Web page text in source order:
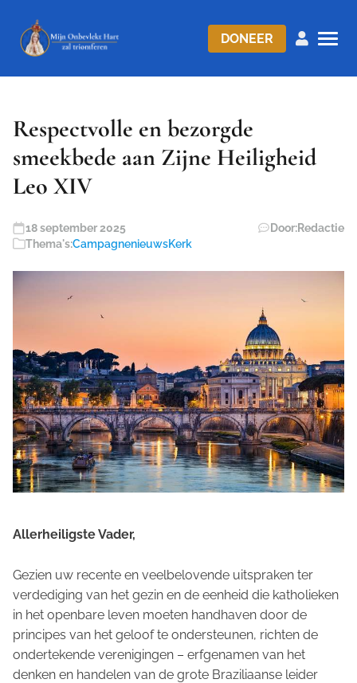
DONEER
Respectvolle en bezorgde
smeekbede aan Zijne Heiligheid
Leo XIV
18 september 2025 Door:Redactie
Thema's:CampagnenieuwsKerk
Allerheiligste Vader,
Gezien uw recente en veelbelovende uitspraken ter
verdediging van het gezin en de eenheid die katholieken
in het openbare leven moeten handhaven door de
principes van het geloof te ondersteunen, richten de
ondertekende verenigingen – erfgenamen van het
denken en handelen van de grote Braziliaanse leider